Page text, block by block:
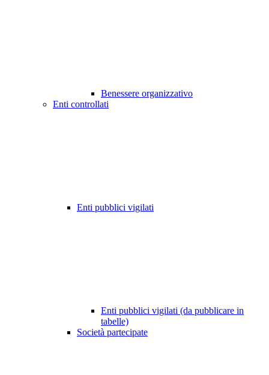
Benessere organizzativo
Enti controllati
Enti pubblici vigilati
Enti pubblici vigilati (da pubblicare in
tabelle)
Società partecipate